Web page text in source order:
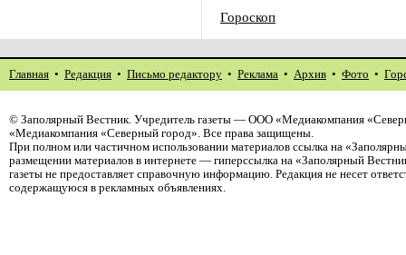
Гороскоп
Главная • Редакция • Письмо редактору • Реклама • Архив • Фото •
© Заполярный Вестник. Учредитель газеты — ООО «Медиакомпания
«Медиакомпания «Северный город». Все права защищены.
При полном или частичном использовании материалов ссылка на
размещении материалов в интернете — гиперссылка на «Заполярный
газеты не предоставляет справочную информацию. Редакция не несет
содержащуюся в рекламных объявлениях.